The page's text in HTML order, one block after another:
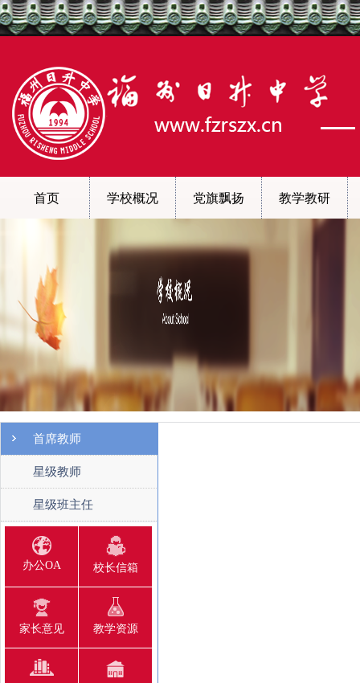
首页 学校概况 党旗飘扬 教学教研
首席教师
星级教师
星级班主任
办公OA 校长信箱
家长意见 教学资源